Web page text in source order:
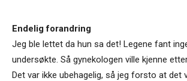
Endelig forandring
Jeg ble lettet da hun sa det! Legene fant
undersøkte. Så gynekologen ville kjenne
Det var ikke ubehagelig, så jeg forsto at det